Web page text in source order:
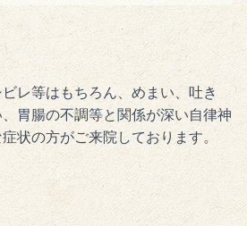
レ等はもちろん、めまい、吐き
胃腸の不調等と関係が深い自律神
状の方がご来院しております。